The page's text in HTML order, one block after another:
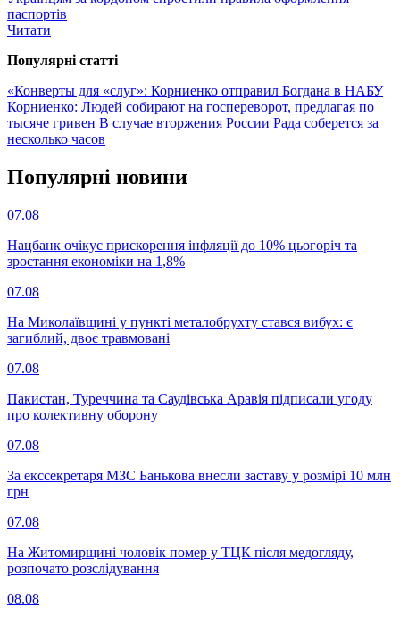
паспортів
Читати
Популярнi статтi
«Конверты для «слуг»: Корниенко отправил Богдана в НАБУ
Корниенко: Людей собирают на госпереворот, предлагая по
тысяче гривен В случае вторжения России Рада соберется за
несколько часов
Популярнi новини
07.08
Нацбанк очікує прискорення інфляції до 10% цьогоріч та
зростання економіки на 1,8%
07.08
На Миколаївщині у пункті металобрухту стався вибух: є
загиблий, двоє травмовані
07.08
Пакистан, Туреччина та Саудівська Аравія підписали угоду
про колективну оборону
07.08
За екссекретаря МЗС Банькова внесли заставу у розмірі 10 млн
грн
07.08
На Житомирщині чоловік помер у ТЦК після медогляду,
розпочато розслідування
08.08